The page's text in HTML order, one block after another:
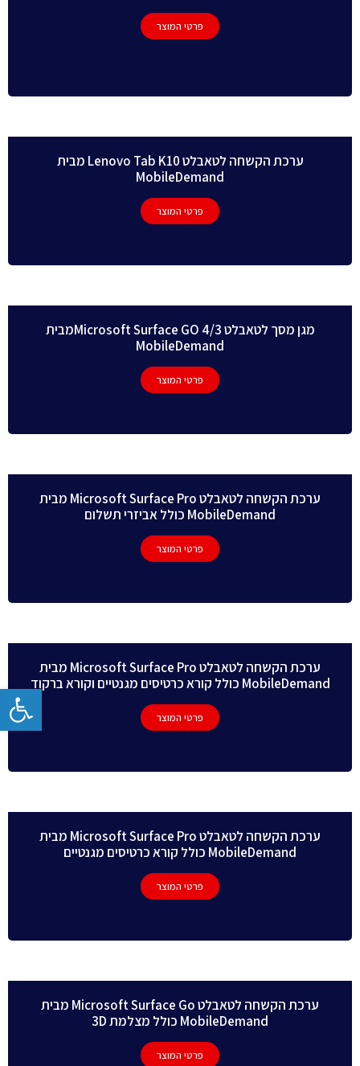
פרטי המוצר
ערכת הקשחה לטאבלט Lenovo Tab K10 מבית
MobileDemand
פרטי המוצר
מגן מסך לטאבלט 4/3 Microsoft Surface GOמבית
MobileDemand
פרטי המוצר
ערכת הקשחה לטאבלט Microsoft Surface Pro מבית
MobileDemand כולל אביזרי תשלום
פרטי המוצר
ערכת הקשחה לטאבלט Microsoft Surface Pro מבית
MobileDemand כולל קורא כרטיסים מגנטיים וקורא ברקוד
פרטי המוצר
ערכת הקשחה לטאבלט Microsoft Surface Pro מבית
MobileDemand כולל קורא כרטיסים מגנטיים
פרטי המוצר
ערכת הקשחה לטאבלט Microsoft Surface Go מבית
MobileDemand כולל מצלמת 3D
פרטי המוצר